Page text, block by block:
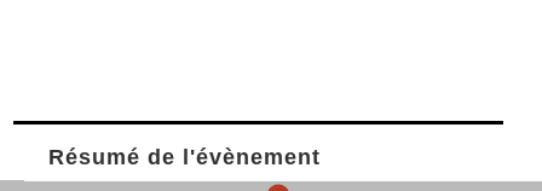
Résumé de l'évènement